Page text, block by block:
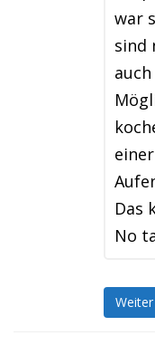
war
sind
Das
No
Weiter